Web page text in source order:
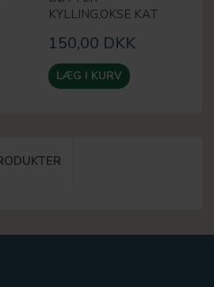
KYLLING,OKSE KAT
150,00 DKK
LÆG I KURV